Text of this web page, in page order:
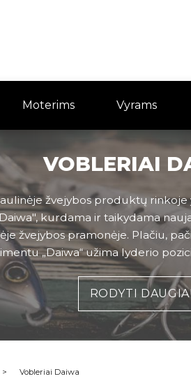
Moterims Vyrams
VOBLERIAI
RODYTI
žvejybos produktų
kurdama ir taikydama
žvejybos pramonėje. Plačiu,
„Daiwa“ užima lyderio
Vobleriai Daiwa